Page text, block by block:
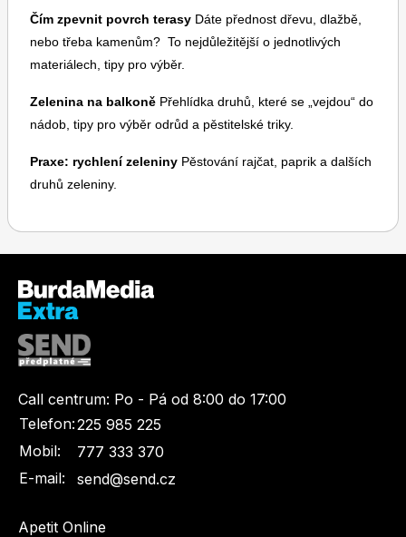
Čím zpevnit povrch terasy Dáte přednost dřevu, dlažbě,
nebo třeba kamenům? To nejdůležitější o jednotlivých
materiálech, tipy pro výběr.
Zelenina na balkoně Přehlídka druhů, které se „vejdou“ do
nádob, tipy pro výběr odrůd a pěstitelské triky.
Praxe: rychlení zeleniny Pěstování rajčat, paprik a dalších
druhů zeleniny.
Call centrum: Po - Pá od 8:00 do 17:00
Telefon:225 985 225
Mobil:
777 333 370
E-mail:
send@send.cz
Apetit Online